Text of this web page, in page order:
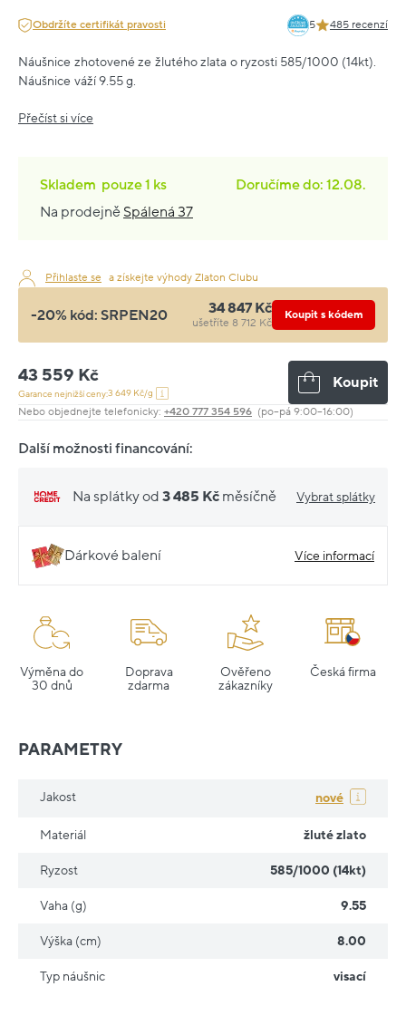
Obdržíte certifikát pravosti 5 485 recenzí
Náušnice zhotovené ze žlutého zlata o ryzosti 585/1000 (14kt).
Náušnice váží 9.55 g.
Přečíst si více
Skladem pouze1 ks
Doručíme do: 12.08.
Na prodejně Spálená 37
Přihlaste se a získejte výhody Zlaton Clubu
-20% kód: SRPEN20 34 847 Kč
ušetříte 8 712 Kč
Koupit s kódem
43 559 Kč
Garance nejnižší ceny:3 649 Kč/g
Koupit
Nebo objednejte telefonicky: +420 777 354 596 (po–pá 9:00–16:00)
Další možnosti financování:
Na splátky od 3 485 Kč měsíčně Vybrat splátky
Dárkové balení Více informací
Výměna do
30 dnů
Doprava
zdarma
Ověřeno
zákazníky
Česká firma
PARAMETRY
Jakost nové
Materiál žluté zlato
Ryzost 585/1000 (14kt)
Vaha (g) 9.55
Výška (cm) 8.00
Typ náušnic visací